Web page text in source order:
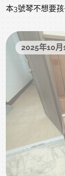
本3號琴不想要
首選..僅此特惠
ing，以下照片
上一手保存良
您不知道的是
把上一手的狀
裝U3訂價大約
萬，甚至更高，
宜了，您還要
明、照片及影音:
2025年10月